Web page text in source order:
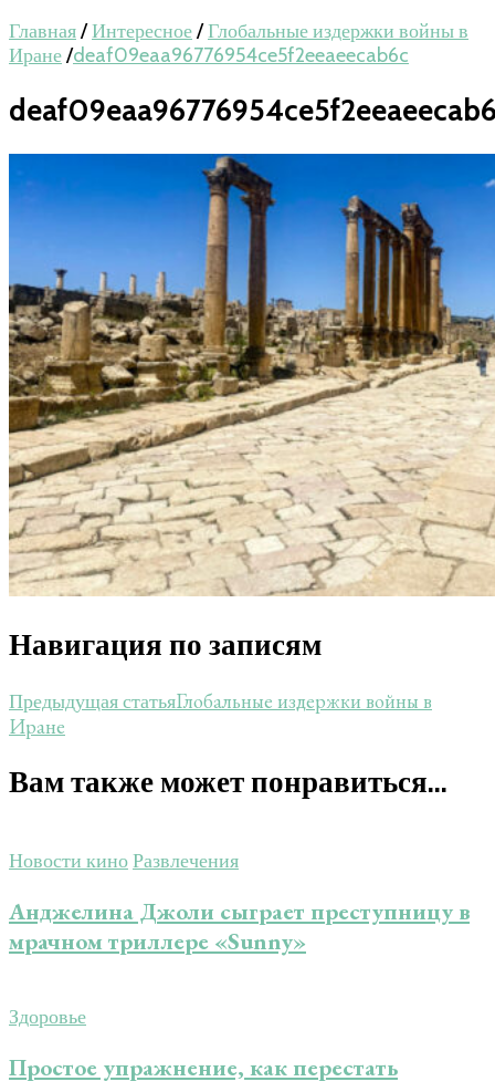
Главная/Интересное/Глобальные издержки войны в
Иране/deaf09eaa96776954ce5f2eeaeecab6c
Навигация по записям
Предыдущая статьяГлобальные издержки войны в
Иране
Вам также может понравиться...
Новости киноРазвлечения
Анджелина Джоли сыграет преступницу в
мрачном триллере «Sunny»
Здоровье
Простое упражнение, как перестать